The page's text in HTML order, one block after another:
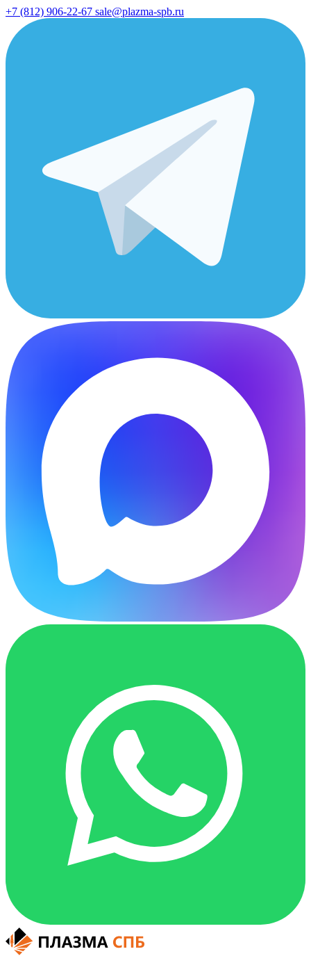
+7 (812) 906-22-67 sale@plazma-spb.ru